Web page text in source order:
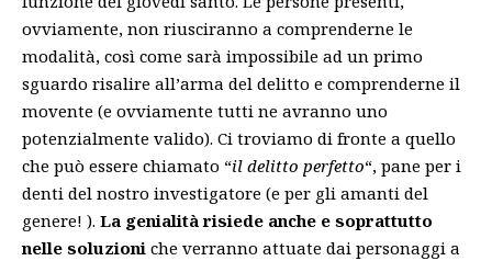
ovviamente, non riusciranno a comprenderne le
modalità, così come sarà impossibile ad un primo
sguardo risalire all’arma del delitto e comprenderne il
movente (e ovviamente tutti ne avranno uno
potenzialmente valido). Ci troviamo di fronte a quello
che può essere chiamato “il delitto perfetto“, pane per i
denti del nostro investigatore (e per gli amanti del
genere! ). La genialità risiede anche e soprattutto
nelle soluzioni che verranno attuate dai personaggi a